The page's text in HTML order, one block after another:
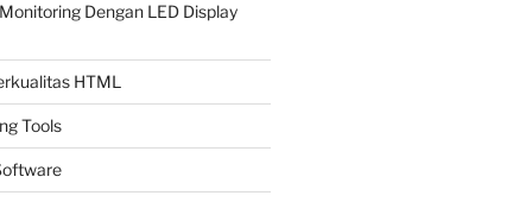
Dengan LED Display
HTML
Tools